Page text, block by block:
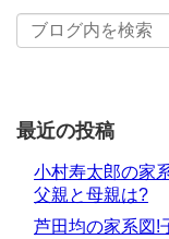
最近の投稿
小村寿太郎の家
父親と母親は?
芦田均の家系図!